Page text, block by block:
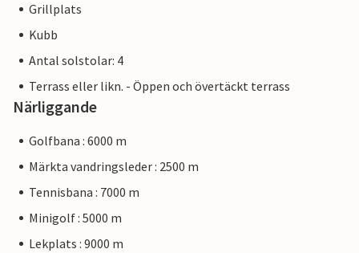
Grillplats
Kubb
Antal solstolar: 4
Terrass eller likn. - Öppen och övertäckt terrass
Närliggande
Golfbana : 6000 m
Märkta vandringsleder : 2500 m
Tennisbana : 7000 m
Minigolf : 5000 m
Lekplats : 9000 m